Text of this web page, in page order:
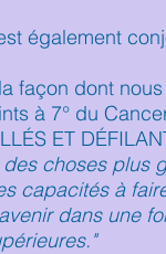
également
façon dont
à 7° du
ET
choses
capacités à
dans une